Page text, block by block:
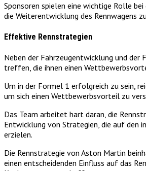
Sponsoren spielen eine wichtige Rolle
die Weiterentwicklung des Rennwagens
Effektive Rennstrategien
Neben der Fahrzeugentwicklung und
treffen, die ihnen einen
Um in der Formel 1 erfolgreich zu sein,
um sich einen Wettbewerbsvorteil zu
Das Team arbeitet hart daran, die
Entwicklung von Strategien, die auf den
erzielen.
Die Rennstrategie von Aston Martin
einen entscheidenden Einfluss auf das